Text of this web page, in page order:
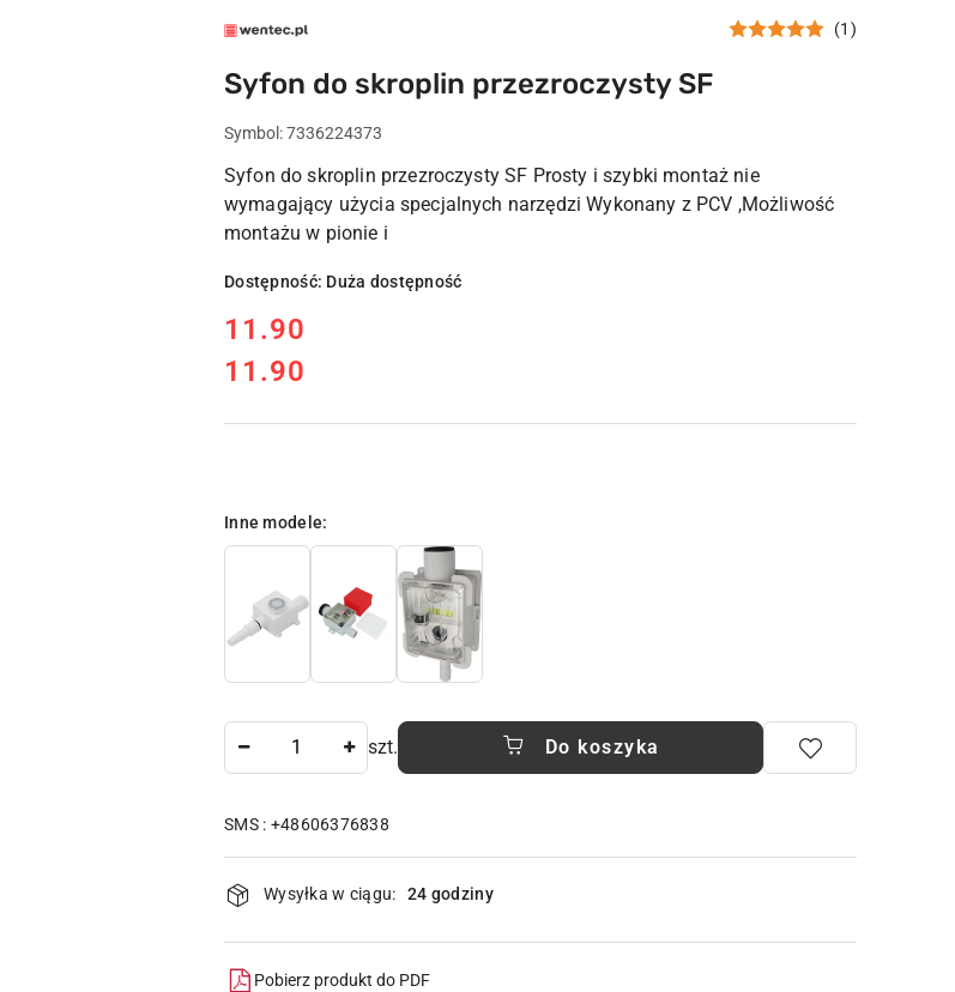
LOGO
WENTEC.PL
(1)
Syfon do skroplin przezroczysty SF
Symbol:7336224373
Syfon do skroplin przezroczysty SF Prosty i szybki montaż nie
wymagający użycia specjalnych narzędzi Wykonany z PCV ,Możliwość
montażu w pionie i
Dostępność: Duża dostępność
cena:
11.90
Cena:
11.90
Wariant
Inne modele:
szt. Do koszyka
SMS : +48606376838
Dostępność
i
dostawa
Wysyłka w ciągu: 24 godziny
Pobierz produkt do PDF